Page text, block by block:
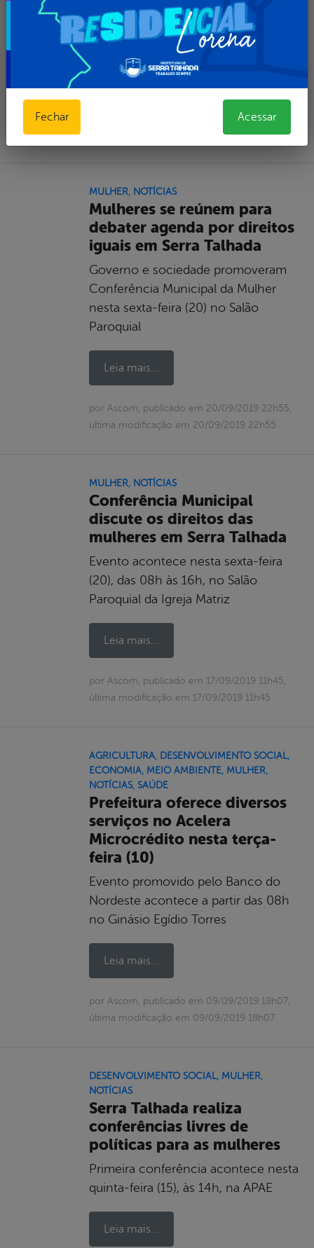
para a prevenção contra o câncer de
mama
Leia mais...
por Ascom, publicado em 01/10/2019 16h27,
última modificação em 01/10/2019 16h27
MULHER, NOTÍCIAS
Mulheres se reúnem para
debater agenda por direitos
iguais em Serra Talhada
Governo e sociedade promoveram
Conferência Municipal da Mulher
nesta sexta-feira (20) no Salão
Paroquial
Leia mais...
por Ascom, publicado em 20/09/2019 22h55,
última modificação em 20/09/2019 22h55
MULHER, NOTÍCIAS
Conferência Municipal
discute os direitos das
mulheres em Serra Talhada
Evento acontece nesta sexta-feira
(20), das 08h às 16h, no Salão
Paroquial da Igreja Matriz
Leia mais...
por Ascom, publicado em 17/09/2019 11h45,
última modificação em 17/09/2019 11h45
AGRICULTURA, DESENVOLVIMENTO SOCIAL,
ECONOMIA, MEIO AMBIENTE, MULHER,
NOTÍCIAS, SAÚDE
Prefeitura oferece diversos
serviços no Acelera
Microcrédito nesta terça-
feira (10)
Evento promovido pelo Banco do
Nordeste acontece a partir das 08h
no Ginásio Egídio Torres
Leia mais...
por Ascom, publicado em 09/09/2019 18h07,
última modificação em 09/09/2019 18h07
DESENVOLVIMENTO SOCIAL, MULHER,
NOTÍCIAS
Serra Talhada realiza
conferências livres de
políticas para as mulheres
Primeira conferência acontece nesta
quinta-feira (15), às 14h, na APAE
Leia mais...
Fechar Acessar